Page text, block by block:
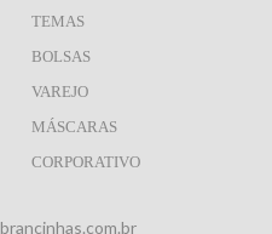
TEMAS
BOLSAS
VAREJO
MÁSCARAS
CORPORATIVO